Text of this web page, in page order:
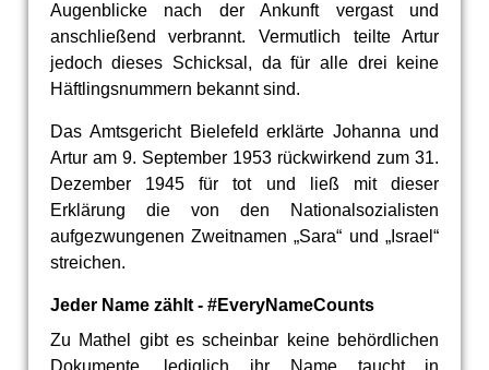
Augenblicke nach der Ankunft vergast und
anschließend verbrannt. Vermutlich teilte Artur
jedoch dieses Schicksal, da für alle drei keine
Häftlingsnummern bekannt sind.
Das Amtsgericht Bielefeld erklärte Johanna und
Artur am 9. September 1953 rückwirkend zum 31.
Dezember 1945 für tot und ließ mit dieser
Erklärung die von den Nationalsozialisten
aufgezwungenen Zweitnamen „Sara“ und „Israel“
streichen.
Jeder Name zählt - #EveryNameCounts
Zu Mathel gibt es scheinbar keine behördlichen